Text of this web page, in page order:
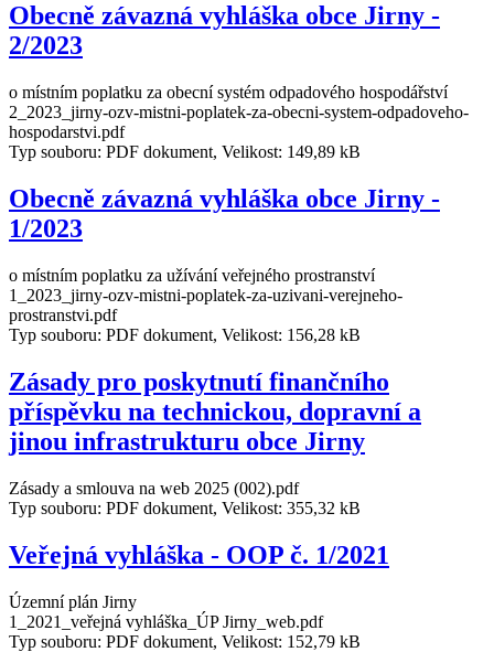
Obecně závazná vyhláška obce Jirny -
2/2023
o místním poplatku za obecní systém odpadového hospodářství
2_2023_jirny-ozv-mistni-poplatek-za-obecni-system-odpadoveho-
hospodarstvi.pdf
Typ souboru: PDF dokument, Velikost: 149,89 kB
Obecně závazná vyhláška obce Jirny -
1/2023
o místním poplatku za užívání veřejného prostranství
1_2023_jirny-ozv-mistni-poplatek-za-uzivani-verejneho-
prostranstvi.pdf
Typ souboru: PDF dokument, Velikost: 156,28 kB
Zásady pro poskytnutí finančního
příspěvku na technickou, dopravní a
jinou infrastrukturu obce Jirny
Zásady a smlouva na web 2025 (002).pdf
Typ souboru: PDF dokument, Velikost: 355,32 kB
Veřejná vyhláška - OOP č. 1/2021
Územní plán Jirny
1_2021_veřejná vyhláška_ÚP Jirny_web.pdf
Typ souboru: PDF dokument, Velikost: 152,79 kB